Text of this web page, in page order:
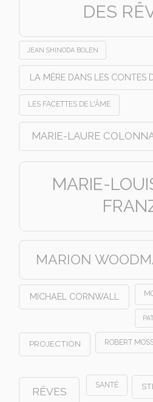
DES
JEAN SHINODA BOLEN
LA MÈRE DANS LES CONTES
LES FACETTES DE L'ÂME
MARIE-LAURE
MARIE-
MARION
MICHAEL CORNWALL
PROJECTION ROBERT
RÊVES
SANTÉ